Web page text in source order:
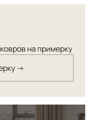
орнаментом в
с контрастными
интерьеру
эффектным
или столовой,
на примерку
→